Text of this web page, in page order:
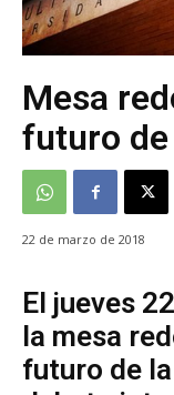
Mesa
futuro de
22 de marzo de 2018
El jueves
la mesa
futuro de